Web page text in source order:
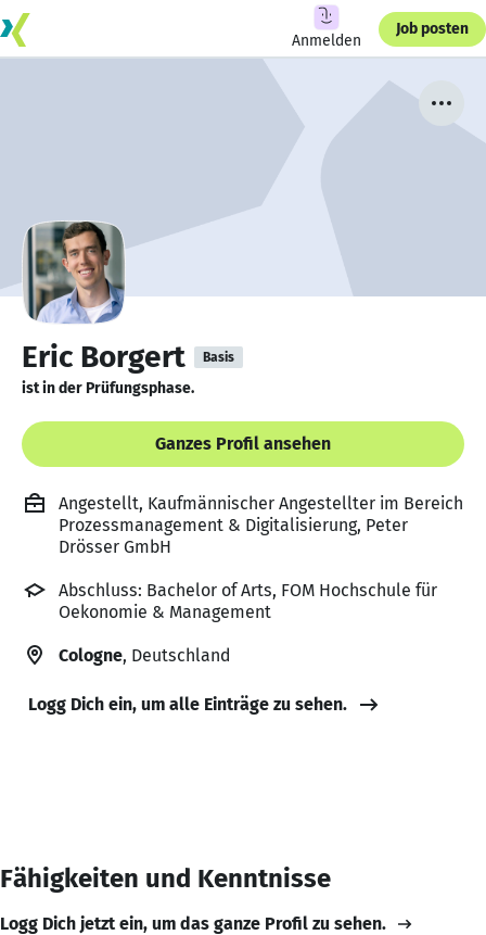
Anmelden
Job posten
Eric Borgert Basis
ist in der Prüfungsphase.
Ganzes Profil ansehen
Angestellt, Kaufmännischer Angestellter im Bereich
Prozessmanagement & Digitalisierung, Peter
Drösser GmbH
Abschluss: Bachelor of Arts, FOM Hochschule für
Oekonomie & Management
Cologne, Deutschland
Logg Dich ein, um alle Einträge zu sehen.
Fähigkeiten und Kenntnisse
Logg Dich jetzt ein, um das ganze Profil zu sehen.